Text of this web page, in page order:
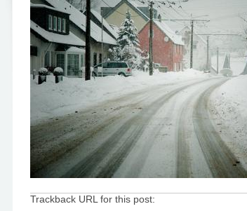
Trackback URL for this post: